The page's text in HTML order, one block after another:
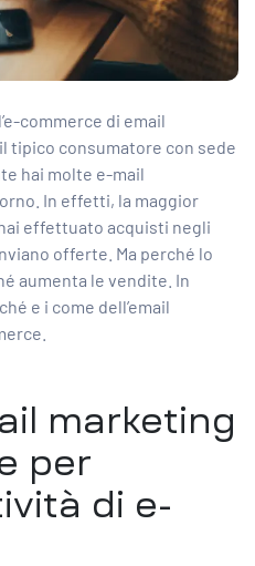
commerce di email
tipico consumatore con sede
hai molte e-mail
In effetti, la maggior
effettuato acquisti negli
offerte. Ma perché lo
aumenta le vendite. In
e i come dell’email
marketing
per
di e-